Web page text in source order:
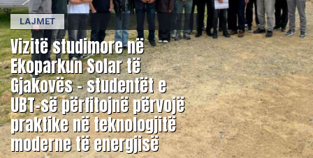
LAJMET
Vizitë studimore në
Ekoparkun Solar të
Gjakovës – studentët e
UBT-së përfitojnë përvojë
praktike në teknologjitë
moderne të energjisë